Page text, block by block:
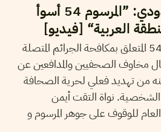
حوار مع أيمن زغدودي: ”المرسوم 54 أسوأ
العربية“ [فيديو]
أثار المرسوم الرئاسي عدد 54 المتعلق بمكافحة الجرائم المتصلة
مخاوف الصحفيين والمدافعين عن
من تهديد فعلي لحرية الصحافة
الشخصية. نواة التقت أيمن
للوقوف على جوهر المرسوم و